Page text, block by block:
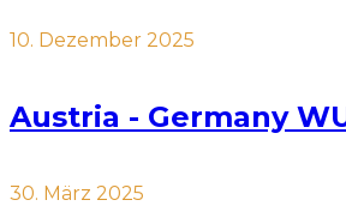
10. Dezember 2025
Austria - Germany
30. März 2025